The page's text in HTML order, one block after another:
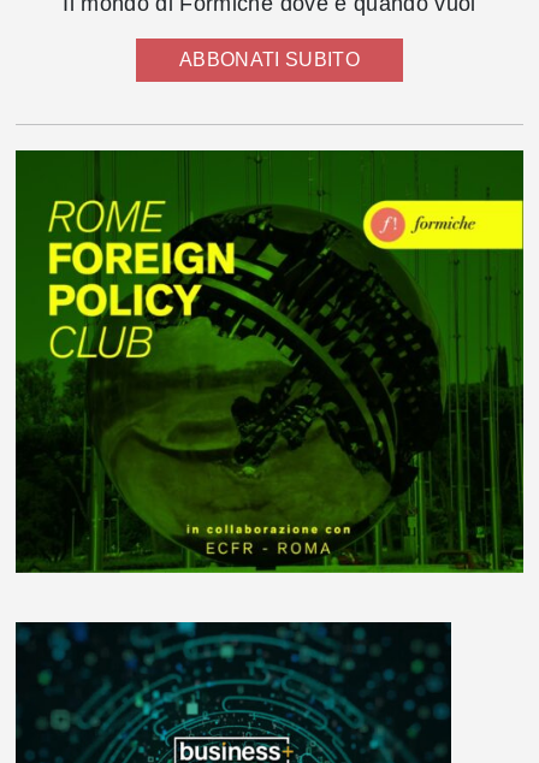
ABBONATI SUBITO